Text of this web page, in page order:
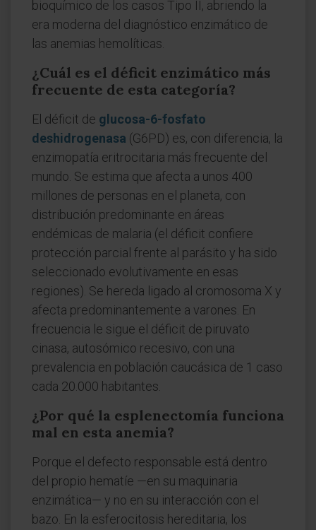
bioquímico de los casos Tipo II, abriendo la
era moderna del diagnóstico enzimático de
las anemias hemolíticas.
¿Cuál es el déficit enzimático más
frecuente de esta categoría?
El déficit de glucosa-6-fosfato
deshidrogenasa (G6PD) es, con diferencia, la
enzimopatía eritrocitaria más frecuente del
mundo. Se estima que afecta a unos 400
millones de personas en el planeta, con
distribución predominante en áreas
endémicas de malaria (el déficit confiere
protección parcial frente al parásito y ha sido
seleccionado evolutivamente en esas
regiones). Se hereda ligado al cromosoma X y
afecta predominantemente a varones. En
frecuencia le sigue el déficit de piruvato
cinasa, autosómico recesivo, con una
prevalencia en población caucásica de 1 caso
cada 20.000 habitantes.
¿Por qué la esplenectomía funciona
mal en esta anemia?
Porque el defecto responsable está dentro
del propio hematíe —en su maquinaria
enzimática— y no en su interacción con el
bazo. En la esferocitosis hereditaria, los